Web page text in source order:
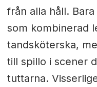
från alla håll.
som kombinerad
tandsköterska,
till spillo i scener
tuttarna.